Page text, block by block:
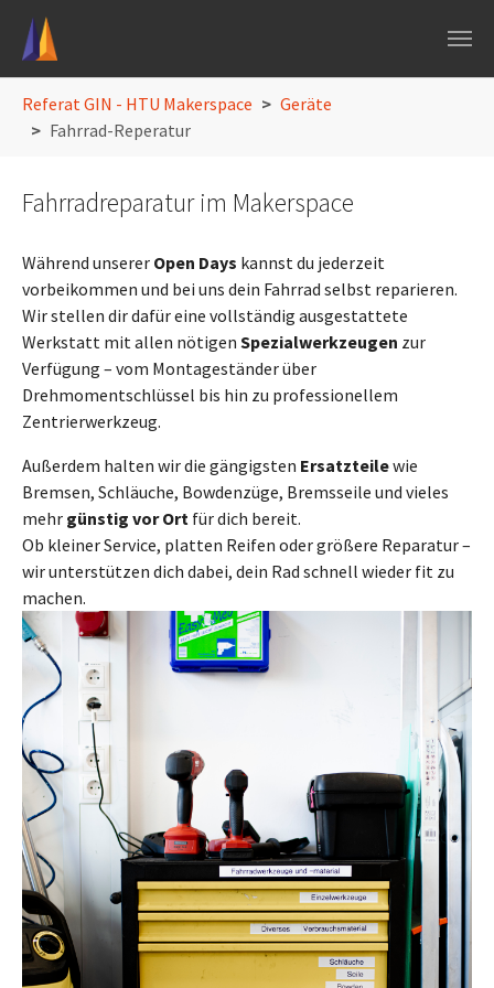
Referat GIN - HTU Makerspace
Geräte
Fahrrad-Reperatur
Fahrradreparatur im Makerspace
Während unserer Open Days kannst du jederzeit
vorbeikommen und bei uns dein Fahrrad selbst reparieren.
Wir stellen dir dafür eine vollständig ausgestattete
Werkstatt mit allen nötigen Spezialwerkzeugen zur
Verfügung – vom Montageständer über
Drehmomentschlüssel bis hin zu professionellem
Zentrierwerkzeug.
Außerdem halten wir die gängigsten Ersatzteilewie
Bremsen, Schläuche, Bowdenzüge, Bremsseile und vieles
mehr günstig vor Ort für dich bereit.
Ob kleiner Service, platten Reifen oder größere Reparatur –
wir unterstützen dich dabei, dein Rad schnell wieder fit zu
machen.